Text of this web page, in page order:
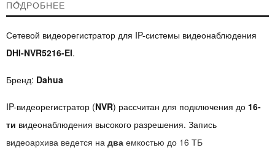
ПОДРОБНЕЕ
Сетевой видеорегистратор для IP-системы видеонаблюдения
DHI-NVR5216-EI.
Бренд: Dahua
IP-видеорегистратор (NVR) рассчитан для подключения до 16-
ти видеонаблюдения высокого разрешения. Запись
видеоархива ведется на два емкостью до 16 ТБ